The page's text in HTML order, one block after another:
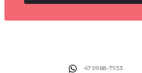
47 9968-7933